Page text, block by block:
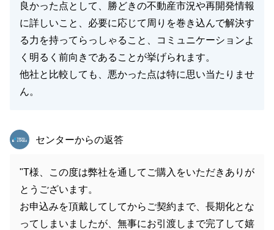
良かった点として、勝どきの不動産市況や再開発情報
に詳しいこと、必要に応じて周りを巻き込んで解決す
る力を持ってらっしゃること、コミュニケーションよ
く明るく前向きであることが挙げられます。
他社と比較しても、悪かった点は特に思い当たりませ
ん。
東急リバブル
センターからの返答
"T様、この度は弊社を通してご購入をいただきありが
とうございます。
お申込みを頂戴してしてからご契約まで、長期化とな
ってしまいましたが、無事にお引渡しまで完了して嬉